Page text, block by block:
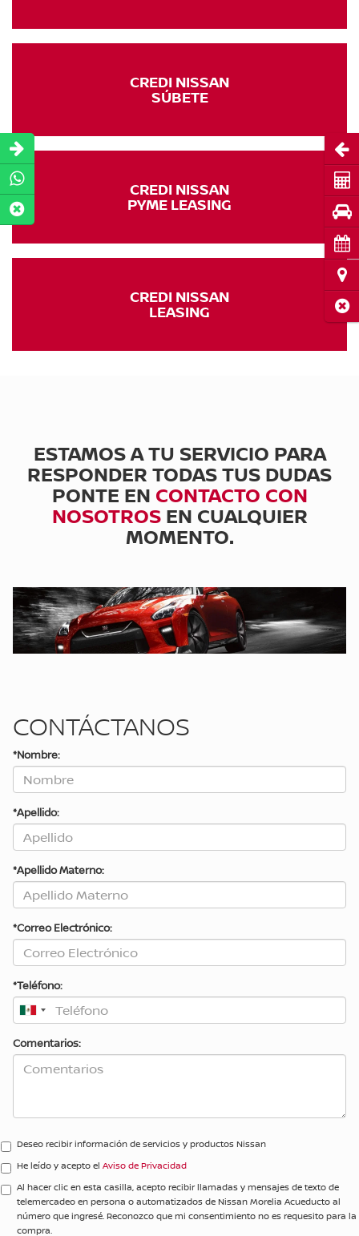
CREDI NISSAN
SÚBETE
CREDI NISSAN
PYME LEASING
CREDI NISSAN
LEASING
ESTAMOS A TU SERVICIO PARA
RESPONDER TODAS TUS DUDAS
PONTE EN CONTACTO CON
NOSOTROSEN CUALQUIER
MOMENTO.
CONTÁCTANOS
*Nombre:
*Apellido:
*Apellido Materno:
*Correo Electrónico:
*Teléfono:
Comentarios:
Deseo recibir información de servicios y productos Nissan
He leído y acepto el Aviso de Privacidad
Al hacer clic en esta casilla, acepto recibir llamadas y mensajes de texto de
telemercadeo en persona o automatizados de Nissan Morelia Acueducto al
número que ingresé. Reconozco que mi consentimiento no es requesito para la
compra.